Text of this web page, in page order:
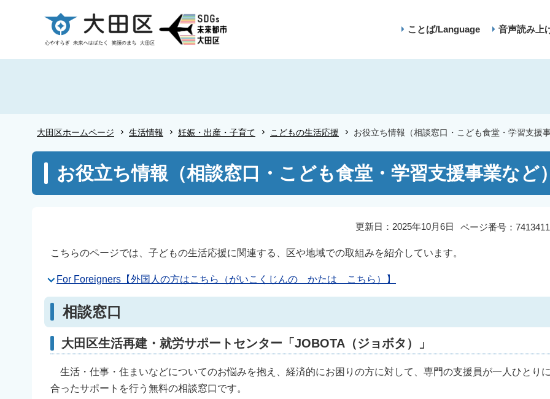
ー
ことば/Language 音声読み上
大田区ホームページ 生活情報 妊娠・出産・子育て こどもの生活応援 お役立ち情報（相談窓口・こども食堂・学習支援
こ
お役立ち情報（相談窓口・こども食堂・学習支援事業など
ページ番号：
更新日：2025年10月6日
こちらのページでは、子どもの生活応援に関連する、区や地域での取組みを紹介しています。
For Foreigners【外国人の方はこちら（がいこくじんの かたは こちら）】
相談窓口
大田区生活再建・就労サポートセンター「JOBOTA（ジョボタ）」
生活・仕事・住まいなどについてのお悩みを抱え、経済的にお困りの方に対して、専門の支援員が一人ひとり
合ったサポートを行う無料の相談窓口です。